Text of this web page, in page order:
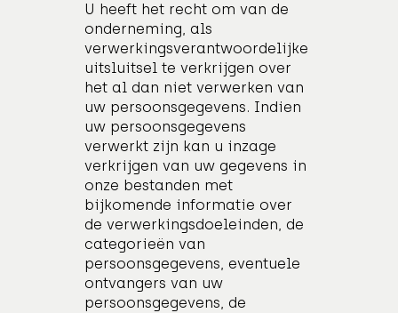
U heeft het recht om van de
onderneming, als
verwerkingsverantwoordelijke
uitsluitsel te verkrijgen over
het al dan niet verwerken van
uw persoonsgegevens. Indien
uw persoonsgegevens
verwerkt zijn kan u inzage
verkrijgen van uw gegevens in
onze bestanden met
bijkomende informatie over
de verwerkingsdoeleinden, de
categorieën van
persoonsgegevens, eventuele
ontvangers van uw
persoonsgegevens, de